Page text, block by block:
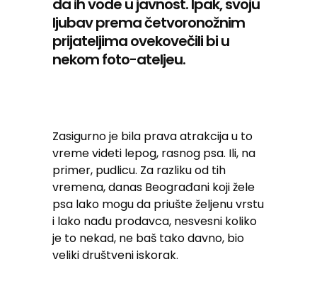
da ih vode u javnost. Ipak, svoju
ljubav prema četvoronožnim
prijateljima ovekovečili bi u
nekom foto-ateljeu.
Zasigurno je bila prava atrakcija u to
vreme videti lepog, rasnog psa. Ili, na
primer, pudlicu. Za razliku od tih
vremena, danas Beograđani koji žele
psa lako mogu da priušte željenu vrstu
i lako nađu prodavca, nesvesni koliko
je to nekad, ne baš tako davno, bio
veliki društveni iskorak.